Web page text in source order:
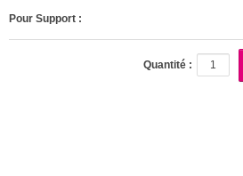
Pour Support :
Quantité :